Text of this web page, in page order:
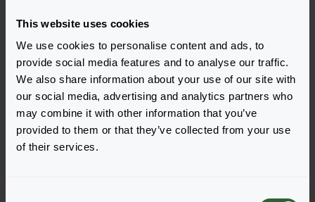
This website uses cookies
We use cookies to personalise content and ads, to
provide social media features and to analyse our traffic.
We also share information about your use of our site with
our social media, advertising and analytics partners who
may combine it with other information that you’ve
provided to them or that they’ve collected from your use
of their services.
Login zur Bestellung